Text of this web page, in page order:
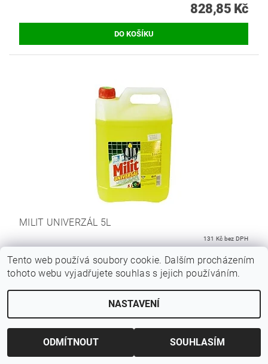
828,85 Kč
MILIT UNIVERZÁL 5L
131 Kč bez DPH
DETAIL
Hmotnost 1 kg
Bezpečnostní list (275.6 kB)
Buďte první, kdo napíše příspěvek k této položce.
Tento web používá soubory cookie. Dalším procházením
tohoto webu vyjadřujete souhlas s jejich používáním.
NASTAVENÍ
ODMÍTNOUT SOUHLASÍM